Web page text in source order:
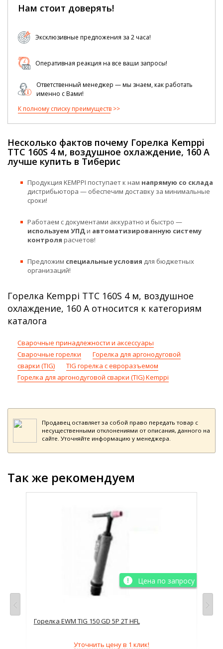
Нам стоит доверять!
Эксклюзивные предложения за 2 часа!
Оперативная реакция на все ваши запросы!
Ответственный менеджер — мы знаем, как работать
именно с Вами!
К полному списку преимуществ
Несколько фактов почему Горелка Kemppi
TTC 160S 4 м, воздушное охлаждение, 160 А
лучше купить в Тиберис
Продукция KEMPPI поступает к нам напрямую со склада
дистрибьютора — обеспечим доставку за минимальные
сроки!
Работаем с документами аккуратно и быстро —
используем УПДи автоматизированную систему
контроля расчетов!
Предложим специальные условия для бюджетных
организаций!
Горелка Kemppi TTC 160S 4 м, воздушное
охлаждение, 160 А относится к категориям
каталога
Сварочные принадлежности и аксессуары
Сварочные горелки
Горелка для аргонодуговой
сварки (TIG)
TIG горелка с евроразъемом
Горелка для аргонодуговой сварки (TIG) Kemppi
Продавец оставляет за собой право передать товар с
несущественными отклонениями от описания, данного на
сайте. Уточняйте информацию у менеджера.
Так же рекомендуем
Цена по запросу
Горелка EWM TIG 150 GD 5P 2T HFL
Уточнить цену в 1 клик!